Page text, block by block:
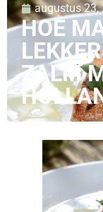
augustus 23,
HOE
ZALM